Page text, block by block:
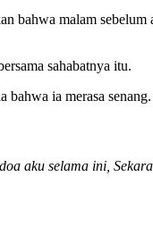
bahwa malam
sahabatnya itu.
ia merasa
aku selama ini,